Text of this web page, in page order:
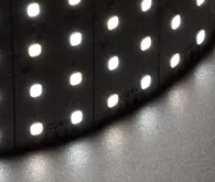
Pусский
Español
Deutsch
Italiano
日本語
한국어